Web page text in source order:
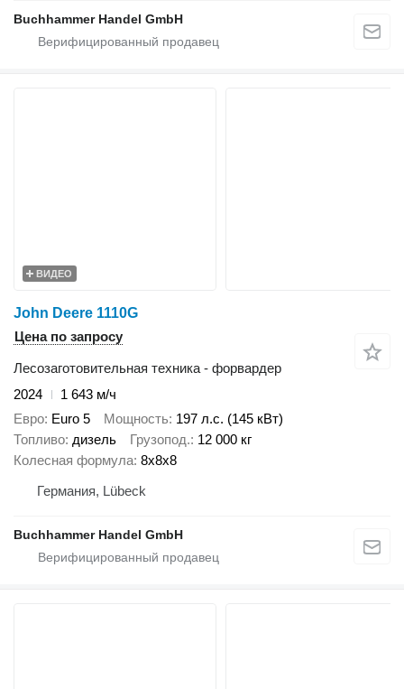
Buchhammer Handel GmbH
ВИДЕО
John Deere 1110G
Цена по запросу
Лесозаготовительная техника - форвардер
2024
1 643 м/ч
Евро Euro 5 Мощность 197 л.с. (145 кВт)
Топливо дизель Грузопод. 12 000 кг
Колесная формула 8x8x8
Германия, Lübeck
Buchhammer Handel GmbH